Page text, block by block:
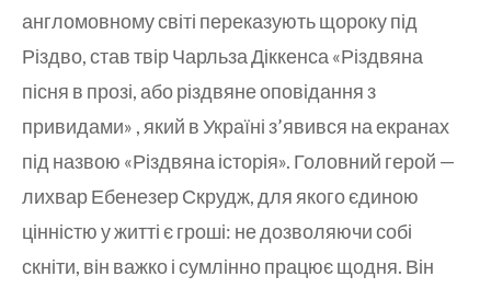
англомовному світі переказують щороку під
Різдво, став твір Чарльза Діккенса «Різдвяна
пісня в прозі, або різдвяне оповідання з
привидами» , який в Україні з’явився на екранах
під назвою «Різдвяна історія». Головний герой —
лихвар Ебенезер Скрудж, для якого єдиною
цінністю у житті є гроші: не дозволяючи собі
скніти, він важко і сумлінно працює щодня. Він